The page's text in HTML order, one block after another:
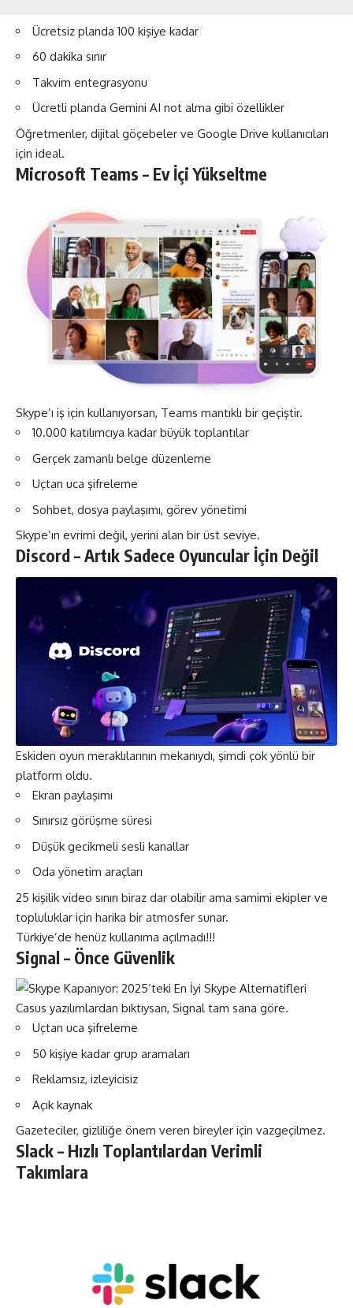
Ücretsiz planda 100 kişiye kadar
60 dakika sınır
Takvim entegrasyonu
Ücretli planda Gemini AI not alma gibi özellikler
Öğretmenler, dijital göçebeler ve Google Drive kullanıcıları
için ideal.
Microsoft Teams – Ev İçi Yükseltme
Skype’ı iş için kullanıyorsan, Teams mantıklı bir geçiştir.
10.000 katılımcıya kadar büyük toplantılar
Gerçek zamanlı belge düzenleme
Uçtan uca şifreleme
Sohbet, dosya paylaşımı, görev yönetimi
Skype’ın evrimi değil, yerini alan bir üst seviye.
Discord – Artık Sadece Oyuncular İçin Değil
Eskiden oyun meraklılarının mekanıydı, şimdi çok yönlü bir
platform oldu.
Ekran paylaşımı
Sınırsız görüşme süresi
Düşük gecikmeli sesli kanallar
Oda yönetim araçları
25 kişilik video sınırı biraz dar olabilir ama samimi ekipler ve
topluluklar için harika bir atmosfer sunar.
Türkiye’de henüz kullanıma açılmadı!!!
Signal – Önce Güvenlik
Casus yazılımlardan bıktıysan, Signal tam sana göre.
Uçtan uca şifreleme
50 kişiye kadar grup aramaları
Reklamsız, izleyicisiz
Açık kaynak
Gazeteciler, gizliliğe önem veren bireyler için vazgeçilmez.
Slack– Hızlı Toplantılardan Verimli
Takımlara